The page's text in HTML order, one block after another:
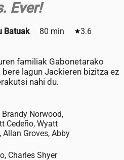
Ever!
Batuak 80 min
3.6
familiak Gabonetarako
lagun Jackieren bizitza ez
nahi du.
Norwood,
Cedeño, Wyatt
Allan Groves, Abby
Charles Shyer